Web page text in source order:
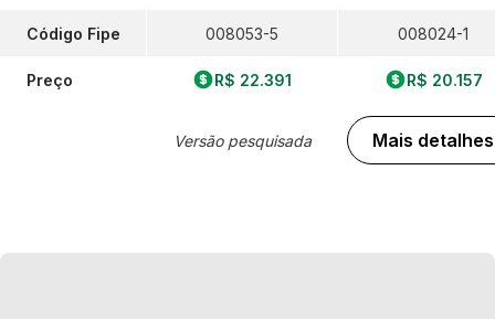
Código Fipe
Preço
008053-5
R$ 22.391
Versão pesquisada
008024-1
R$ 20.157
Mais detalhes